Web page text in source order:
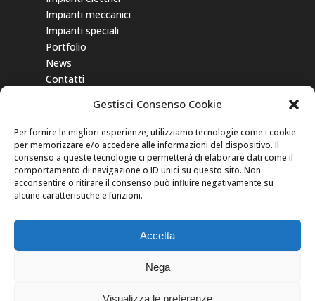
Gestisci Consenso Cookie
Per fornire le migliori esperienze, utilizziamo tecnologie come i cookie
per memorizzare e/o accedere alle informazioni del dispositivo. Il
consenso a queste tecnologie ci permetterà di elaborare dati come il
comportamento di navigazione o ID unici su questo sito. Non
acconsentire o ritirare il consenso può influire negativamente su
alcune caratteristiche e funzioni.
Accetta
Nega
Visualizza le preferenze
Impianti meccanici
Impianti speciali
Portfolio
News
Contatti
Gli aiuti di Stato e gli aiuti de minimis
contenuti nelRegistro nazionale degli
aiuti di Statodi cui all’art. 52 della L.
234/2012” e consultabili inserendo come
chiave di ricerca nel campo CODICE